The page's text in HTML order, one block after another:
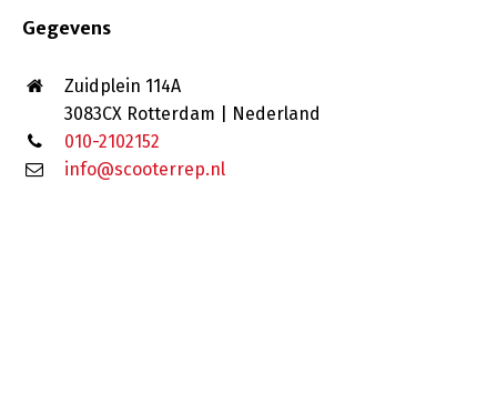
Gegevens
Zuidplein 114A
3083CX Rotterdam | Nederland
010-2102152
info@scooterrep.nl